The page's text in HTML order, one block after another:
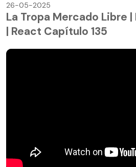
26-05-2025
La Tropa Mercado Libre |
| React Capítulo 135